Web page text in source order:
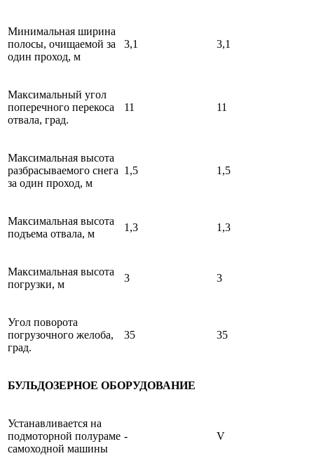
Минимальная ширина
полосы, очищаемой за
один проход, м
3,1 3,1
Максимальный угол
поперечного перекоса
отвала, град.
11 11
Максимальная высота
разбрасываемого снега
за один проход, м
1,5 1,5
Максимальная высота
подъема отвала, м
1,3 1,3
Максимальная высота
погрузки, м
3 3
Угол поворота
погрузочного желоба,
град.
35 35
БУЛЬДОЗЕРНОЕ ОБОРУДОВАНИЕ
Устанавливается на
подмоторной полураме
самоходной машины
- V